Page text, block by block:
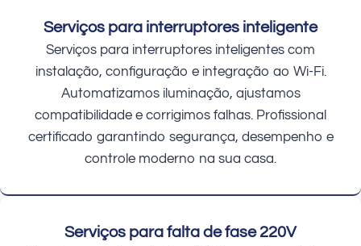
Serviços para interruptores inteligente
Serviços para interruptores inteligentes com
instalação, configuração e integração ao Wi-Fi.
Automatizamos iluminação, ajustamos
compatibilidade e corrigimos falhas. Profissional
certificado garantindo segurança, desempenho e
controle moderno na sua casa.
Serviços para falta de fase 220V